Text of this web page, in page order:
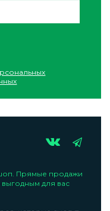
Прямые продажи
для вас